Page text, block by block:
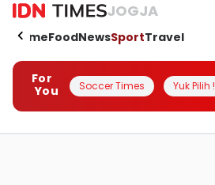
JOGJA
HomeFoodNewsSportTravel
For
You
Soccer Times Yuk Pilih !